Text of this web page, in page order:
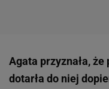
Agata przyznała, że
dotarła do niej